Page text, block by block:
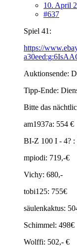
10. April
#637
Spiel 41:
https://
Auktionsende:
Tipp-Ende:
Bitte das
am1937a: 554 €
BI-Z 100 I - 4? :
mpiodi: 719,-€
Vichy: 680,-
tobi125: 755€
säulenkaktus:
Schimmel: 498€
Wolffi: 502,- €